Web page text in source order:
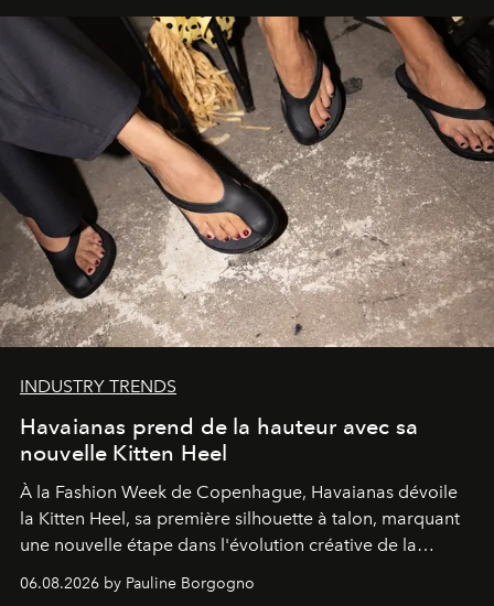
INDUSTRY TRENDS
Havaianas prend de la hauteur avec sa
nouvelle Kitten Heel
À la Fashion Week de Copenhague, Havaianas dévoile
la Kitten Heel, sa première silhouette à talon, marquant
une nouvelle étape dans l'évolution créative de la
06.08.2026 by Pauline Borgogno